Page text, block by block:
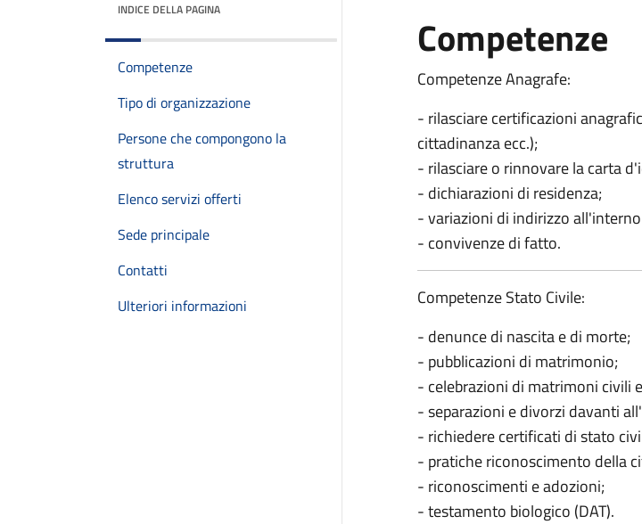
INDICE DELLA PAGINA
Competenze
Tipo di organizzazione
Persone che compongono la
struttura
Elenco servizi offerti
Sede principale
Contatti
Ulteriori informazioni
Competenze
Competenze Anagrafe:
- rilasciare certificazioni
cittadinanza ecc.);
- rilasciare o rinnovare la carta
- dichiarazioni di residenza;
- variazioni di indirizzo
- convivenze di fatto.
Competenze Stato Civile:
- denunce di nascita e di morte;
- pubblicazioni di matrimonio;
- celebrazioni di matrimoni civili
- separazioni e divorzi davanti
- richiedere certificati di stato
- pratiche riconoscimento della
- riconoscimenti e adozioni;
- testamento biologico (DAT).